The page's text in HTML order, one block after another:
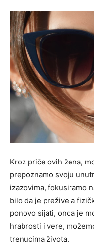
Kroz priče ovih žena,
prepoznamo svoju
izazovima, fokusiramo
bilo da je preživela
ponovo sijati, onda je
hrabrosti i vere,
trenucima života.